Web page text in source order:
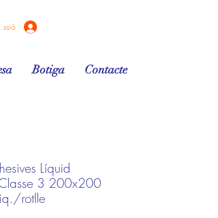
Botiga Contacte
Líquid
3 200x200
rotlle